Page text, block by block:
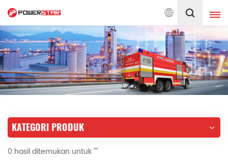
pada Layanan Truk Pemadam Kebakaran Sejak 1990Indonesia
English français
Deutsch русский
português
العربية
KATEGORI PRODUK
0 hasil ditemukan untuk ""